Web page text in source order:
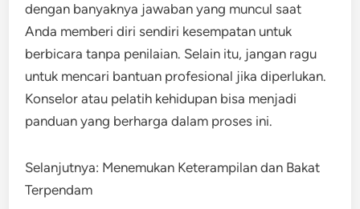
dengan banyaknya jawaban yang muncul saat
Anda memberi diri sendiri kesempatan untuk
berbicara tanpa penilaian. Selain itu, jangan ragu
untuk mencari bantuan profesional jika diperlukan.
Konselor atau pelatih kehidupan bisa menjadi
panduan yang berharga dalam proses ini.
Selanjutnya: Menemukan Keterampilan dan Bakat
Terpendam